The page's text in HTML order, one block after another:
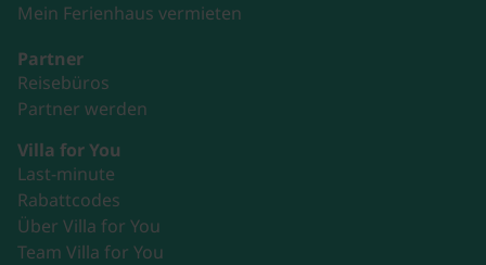
Mein Ferienhaus vermieten
Partner
Reisebüros
Partner werden
Villa for You
Last-minute
Rabattcodes
Über Villa for You
Team Villa for You